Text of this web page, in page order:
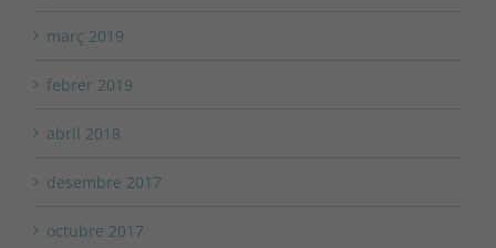
març 2019
febrer 2019
abril 2018
desembre 2017
octubre 2017